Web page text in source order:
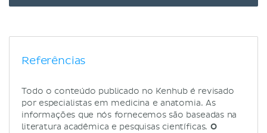
Referências
Todo o conteúdo publicado no Kenhub é revisado
por especialistas em medicina e anatomia. As
informações que nós fornecemos são baseadas na
literatura acadêmica e pesquisas científicas. O